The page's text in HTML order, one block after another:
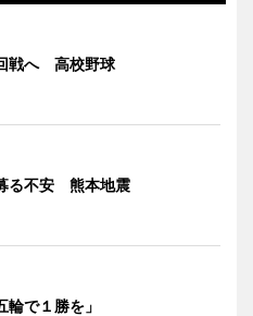
戦へ 高校野球
る不安 熊本地震
輪で１勝を」